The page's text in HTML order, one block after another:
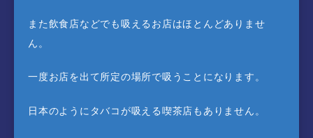
また飲食店などでも吸えるお店はほとんどありませ
ん。
一度お店を出て所定の場所で吸うことになります。
日本のようにタバコが吸える喫茶店もありません。